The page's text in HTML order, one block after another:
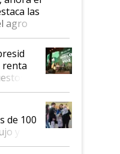
las
agro
"Los veo
renta
50
de 100
y